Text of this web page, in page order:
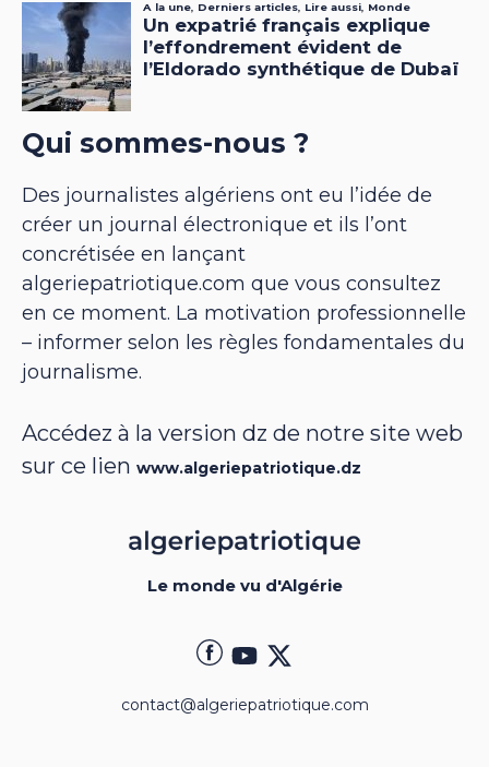
Qui sommes-nous ?
Des journalistes algériens ont eu l’idée de
créer un journal électronique et ils l’ont
concrétisée en lançant
algeriepatriotique.com que vous consultez
en ce moment. La motivation professionnelle
– informer selon les règles fondamentales du
journalisme.
Accédez à la version dz de notre site web
sur ce lien www.algeriepatriotique.dz
Le monde vu d'Algérie
contact@algeriepatriotique.com